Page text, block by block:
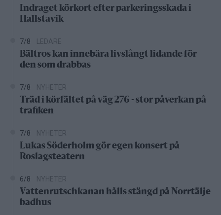
Indraget körkort efter parkeringsskada i
Hallstavik
7/8 LEDARE
Bältros kan innebära livslångt lidande för
den som drabbas
7/8 NYHETER
Träd i körfältet på väg 276 - stor påverkan på
trafiken
7/8 NYHETER
Lukas Söderholm gör egen konsert på
Roslagsteatern
6/8 NYHETER
Vattenrutschkanan hålls stängd på Norrtälje
badhus